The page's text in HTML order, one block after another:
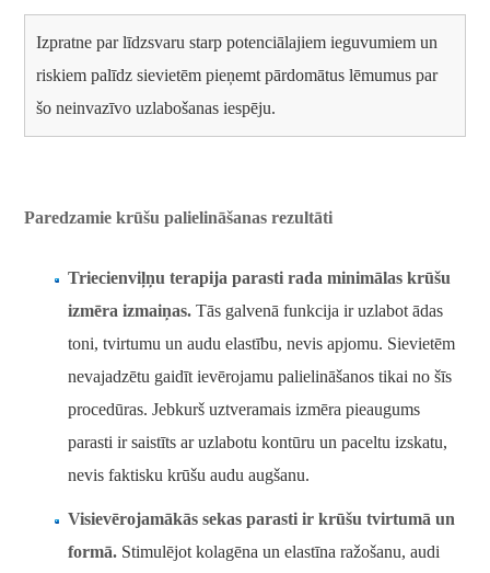
Izpratne par līdzsvaru starp potenciālajiem ieguvumiem un
riskiem palīdz sievietēm pieņemt pārdomātus lēmumus par
šo neinvazīvo uzlabošanas iespēju.
Paredzamie krūšu palielināšanas rezultāti
Triecienviļņu terapija parasti rada minimālas krūšu
izmēra izmaiņas. Tās galvenā funkcija ir uzlabot ādas
toni, tvirtumu un audu elastību, nevis apjomu. Sievietēm
nevajadzētu gaidīt ievērojamu palielināšanos tikai no šīs
procedūras. Jebkurš uztveramais izmēra pieaugums
parasti ir saistīts ar uzlabotu kontūru un paceltu izskatu,
nevis faktisku krūšu audu augšanu.
Visievērojamākās sekas parasti ir krūšu tvirtumā un
formā. Stimulējot kolagēna un elastīna ražošanu, audi